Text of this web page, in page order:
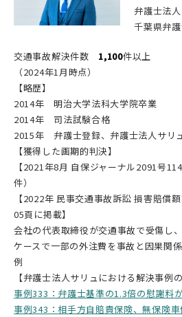
弁護士法
千葉県弁
交通事故解決件数 1,100件以上
（2024年1月時点）
【略歴】
2014年 明治大学法科大学院卒業
2014年 司法試験合格
2015年 弁護士登録、弁護士法人サリ
【獲得した画期的判決】
【2021年8月 自保ジャーナル2091号
件）
【2022年 民事交通事故訴訟 損害賠償
05頁に掲載】
会社の代表取締役が交通事故で受傷し
ケースで一部の外注費を事故と因果関
例
【弁護士法人サリュにおける解決事例の
事例333：弁護士基準の1.3倍の慰謝料
事例343：相手方自賠責保険、無保険